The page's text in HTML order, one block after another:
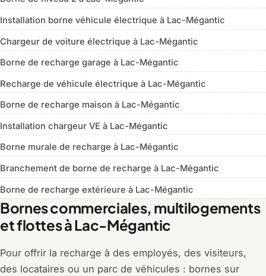
Installation borne véhicule électrique à Lac-Mégantic
Chargeur de voiture électrique à Lac-Mégantic
Borne de recharge garage à Lac-Mégantic
Recharge de véhicule électrique à Lac-Mégantic
Borne de recharge maison à Lac-Mégantic
Installation chargeur VE à Lac-Mégantic
Borne murale de recharge à Lac-Mégantic
Branchement de borne de recharge à Lac-Mégantic
Borne de recharge extérieure à Lac-Mégantic
Bornes commerciales, multilogements
et flottes à Lac-Mégantic
Pour offrir la recharge à des employés, des visiteurs,
des locataires ou un parc de véhicules : bornes sur